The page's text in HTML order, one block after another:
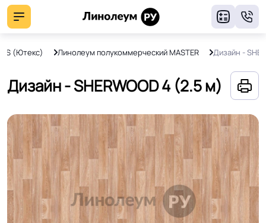
(Ютекс) Линолеум полукоммерческий MASTER Дизайн -
Дизайн - SHERWOOD 4 (2.5 м)